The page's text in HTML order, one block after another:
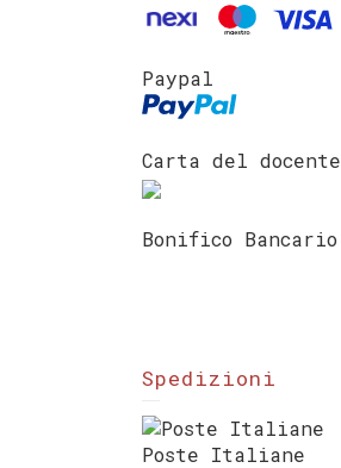
Paypal
Carta del docente
Bonifico Bancario
Spedizioni
Poste Italiane